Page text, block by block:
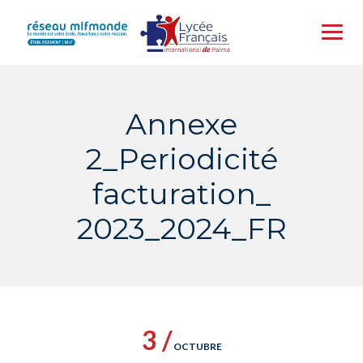
content
Annexe
2_Periodicité
facturation_
2023_2024_FR
3 / OCTUBRE